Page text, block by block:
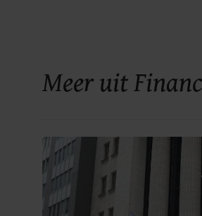
Meer uit